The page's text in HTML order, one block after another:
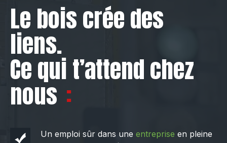
Le bois crée des
liens.
Ce qui t’attend chez
nous
Un emploi sûr dans une entreprise en pleine